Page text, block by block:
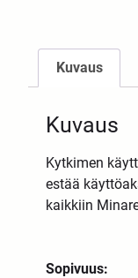
Kuvaus
Kuvaus
Kytkimen
estää
kaikkiin
Sopivuus: